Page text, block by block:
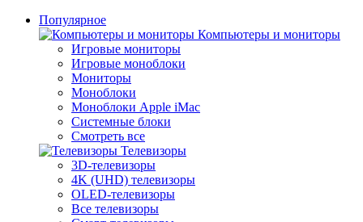
Популярное
Компьютеры и мониторы
Игровые мониторы
Игровые моноблоки
Мониторы
Моноблоки
Моноблоки Apple iMac
Системные блоки
Смотреть все
Телевизоры
3D-телевизоры
4K (UHD) телевизоры
OLED-телевизоры
Все телевизоры